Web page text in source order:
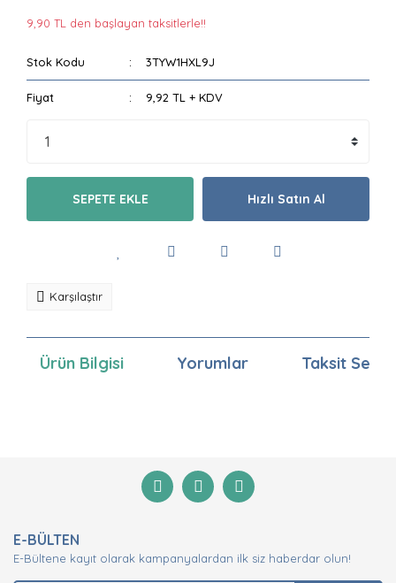
9,90 TL den başlayan taksitlerle!!
Stok Kodu 3TYW1HXL9J
Fiyat 9,92 TL + KDV
SEPETE EKLE Hızlı Satın Al
Karşılaştır
Ürün Bilgisi Yorumlar Taksit
Yorum Yaz
Görüş ve önerileriniz için teşekkür ederiz.
Ürün açıklamasında eksik bilgiler bulunuyor.
Ürün bilgilerinde hatalar bulunuyor.
E-BÜLTEN
E-Bültene kayıt olarak kampanyalardan ilk siz haberdar olun!